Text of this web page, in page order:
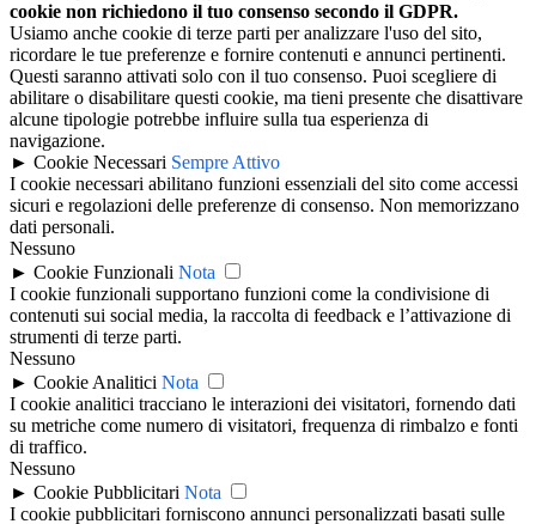
cookie non richiedono il tuo consenso secondo il GDPR.
Usiamo anche cookie di terze parti per analizzare l'uso del sito,
ricordare le tue preferenze e fornire contenuti e annunci pertinenti.
Questi saranno attivati solo con il tuo consenso. Puoi scegliere di
abilitare o disabilitare questi cookie, ma tieni presente che disattivare
alcune tipologie potrebbe influire sulla tua esperienza di
navigazione.
► Cookie Necessari Sempre Attivo
I cookie necessari abilitano funzioni essenziali del sito come accessi
sicuri e regolazioni delle preferenze di consenso. Non memorizzano
dati personali.
Nessuno
► Cookie Funzionali Nota
I cookie funzionali supportano funzioni come la condivisione di
contenuti sui social media, la raccolta di feedback e l’attivazione di
strumenti di terze parti.
Nessuno
► Cookie Analitici Nota
I cookie analitici tracciano le interazioni dei visitatori, fornendo dati
su metriche come numero di visitatori, frequenza di rimbalzo e fonti
di traffico.
Nessuno
► Cookie Pubblicitari Nota
I cookie pubblicitari forniscono annunci personalizzati basati sulle